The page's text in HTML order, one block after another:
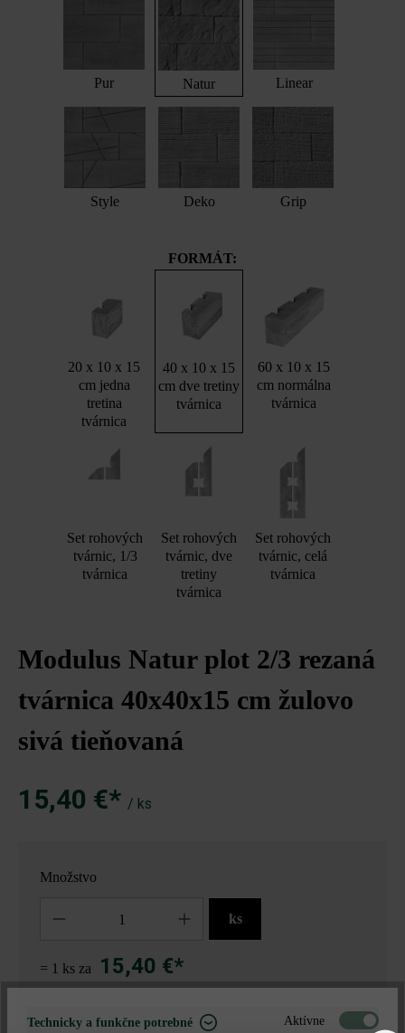
Pur Natur Linear
Style Deko Grip
FORMÁT:
20 x 10 x 15
cm jedna
tretina
tvárnica
40 x 10 x 15
cm dve tretiny
tvárnica
60 x 10 x 15
cm normálna
tvárnica
Set rohových
tvárnic, 1/3
tvárnica
Set rohových
tvárnic, dve
tretiny
tvárnica
Set rohových
tvárnic, celá
tvárnica
Modulus Natur plot 2/3 rezaná
tvárnica 40x40x15 cm žulovo
sivá tieňovaná
15,40 €* / ks
Množstvo
ks
= 1 ks za 15,40 €*
Technicky a funkčne potrebné Aktívne